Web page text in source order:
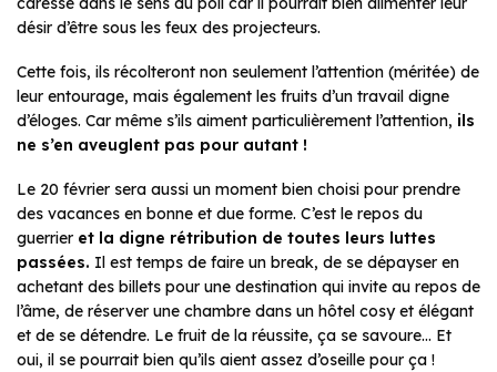
désir d’être sous les feux des projecteurs.
Cette fois, ils récolteront non seulement l’attention (méritée) de
leur entourage, mais également les fruits d’un travail digne
d’éloges. Car même s’ils aiment particulièrement l’attention, ils
ne s’en aveuglent pas pour autant !
Le 20 février sera aussi un moment bien choisi pour prendre
des vacances en bonne et due forme. C’est le repos du
guerrier et la digne rétribution de toutes leurs luttes
passées. Il est temps de faire un break, de se dépayser en
achetant des billets pour une destination qui invite au repos de
l’âme, de réserver une chambre dans un hôtel cosy et élégant
et de se détendre. Le fruit de la réussite, ça se savoure… Et
oui, il se pourrait bien qu’ils aient assez d’oseille pour ça !